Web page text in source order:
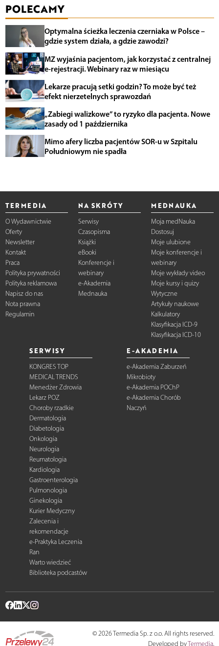
POLECAMY
Optymalna ścieżka leczenia czerniaka w Polsce –
gdzie system działa, a gdzie zawodzi?
MZ wyjaśnia pacjentom, jak korzystać z centralnej
e-rejestracji. Webinary raz w miesiącu
Lekarze pracują setki godzin? To może być też
efekt nierzetelnych sprawozdań
„Zabiegi walizkowe” to ryzyko dla pacjenta. Nowe
zasady od 1 października
Mimo afery liczba pacjentów SOR-u w Szpitalu
Południowym nie spadła
TERMEDIA
O Wydawnictwie
Oferty
Newsletter
Kontakt
Praca
Polityka prywatności
Polityka reklamowa
Napisz do nas
Nota prawna
Regulamin
NA SKRÓTY
Serwisy
Czasopisma
Książki
eBooki
Konferencje i
webinary
e-Akademia
Mednauka
MEDNAUKA
Moja medNauka
Dostosuj
Moje ulubione
Moje konferencje i
webinary
Moje wykłady video
Moje kursy i quizy
Wytyczne
Artykuły naukowe
Kalkulatory
Klasyfikacja ICD-9
Klasyfikacja ICD-10
SERWISY
KONGRES TOP
MEDICAL TRENDS
Menedżer Zdrowia
Lekarz POZ
Choroby rzadkie
Dermatologia
Diabetologia
Onkologia
Neurologia
Reumatologia
Kardiologia
Gastroenterologia
Pulmonologia
Ginekologia
Kurier Medyczny
Zalecenia i
rekomendacje
e-Praktyka Leczenia
Ran
Warto wiedzieć
Biblioteka podcastów
E-AKADEMIA
e-Akademia Zaburzeń
Mikrobioty
e-Akademia POChP
e-Akademia Chorób
Naczyń
© 2026 Termedia Sp. z o.o. All rights reserved.
Developed byTermedia.